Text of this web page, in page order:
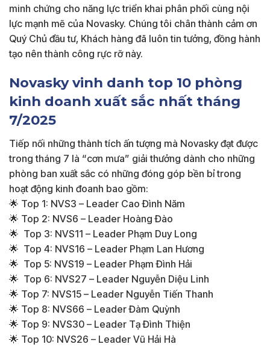
minh chứng cho năng lực triển khai phân phối cùng nội
lực mạnh mẽ của Novasky. Chúng tôi chân thành cảm ơn
Quý Chủ đầu tư, Khách hàng đã luôn tin tưởng, đồng hành
tạo nên thành công rực rỡ này.
Novasky vinh danh top 10 phòng
kinh doanh xuất sắc nhất tháng
7/2025
Tiếp nối những thành tích ấn tượng mà Novasky đạt được
trong tháng 7 là “cơn mưa” giải thưởng dành cho những
phòng ban xuất sắc có những đóng góp bền bỉ trong
hoạt động kinh đoanh bao gồm:
🌟 Top 1: NVS3 – Leader Cao Đình Năm
🌟 Top 2: NVS6 – Leader Hoàng Đào
🌟 Top 3: NVS11 – Leader Phạm Duy Long
🌟 Top 4: NVS16 – Leader Phạm Lan Hương
🌟 Top 5: NVS19 – Leader Phạm Đình Hải
🌟 Top 6: NVS27 – Leader Nguyễn Diệu Linh
🌟 Top 7: NVS15 – Leader Nguyễn Tiến Thanh
🌟 Top 8: NVS66 – Leader Đàm Quỳnh
🌟 Top 9: NVS30 – Leader Tạ Đình Thiện
🌟 Top 10: NVS26 – Leader Vũ Hải Hà